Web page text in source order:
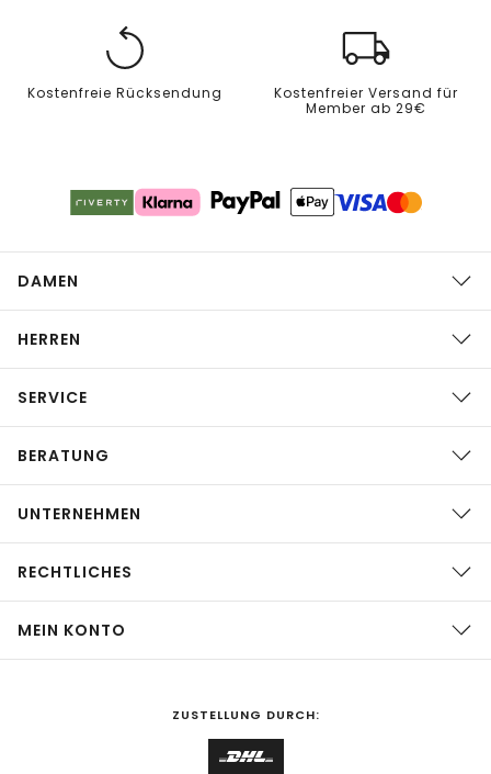
Kostenfreie Rücksendung
Kostenfreier Versand für
Member ab 29€
DAMEN
HERREN
SERVICE
BERATUNG
UNTERNEHMEN
RECHTLICHES
MEIN KONTO
ZUSTELLUNG DURCH: